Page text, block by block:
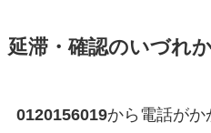
延滞・確認のいづれ
0120156019から電話がか